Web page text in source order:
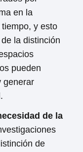
en la
y esto
la distinción
pueden
generar
de la
de